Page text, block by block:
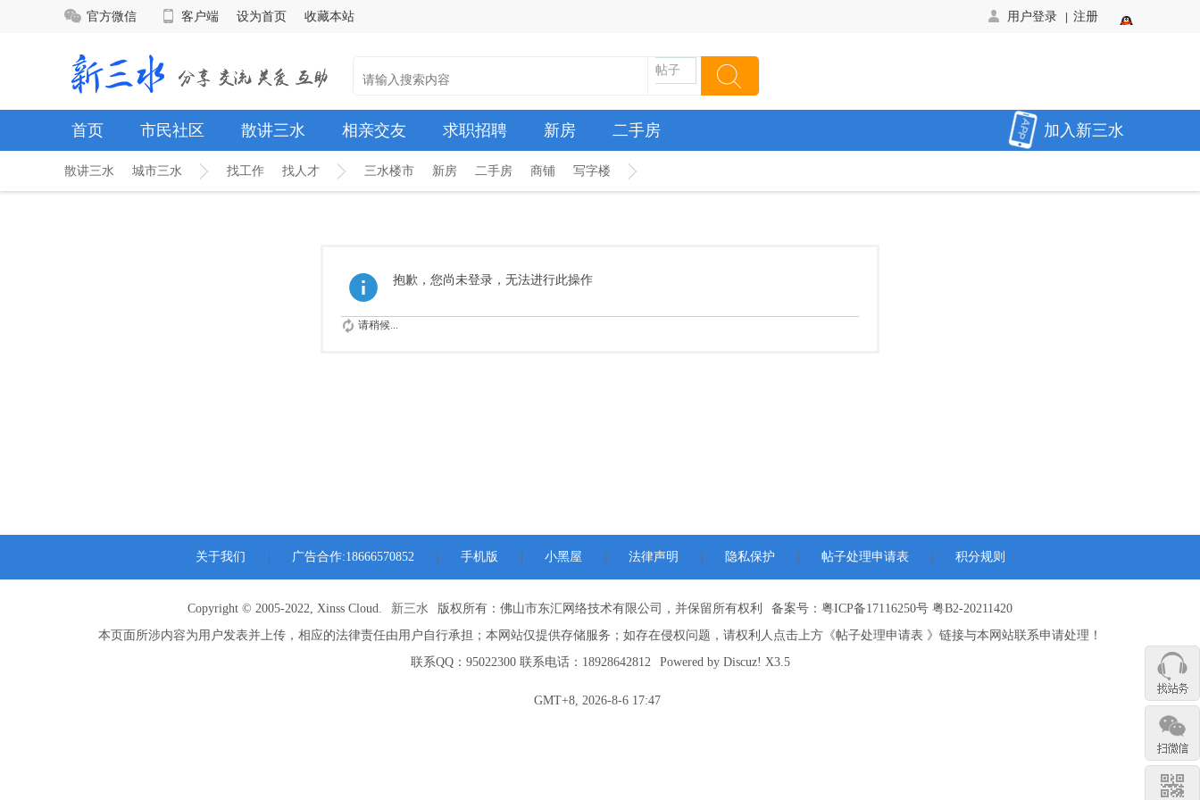
官方微信 客户端 设为首页 收藏本站 用户登录 注册
帖子
首页 市民社区 散讲三水 相亲交友 求职招聘 新房 二手房 加入新三水
散讲三水 城市三水 找工作 找人才 三水楼市 新房 二手房 商铺 写字楼
抱歉，您尚未登录，无法进行此操作
请稍候...
关于我们 广告合作:18666570852 手机版 小黑屋 法律声明 隐私保护 帖子处理申请表 积分规则
Copyright © 2005-2022, Xinss Cloud. 新三水 版权所有：佛山市东汇网络技术有限公司，并保留所有权利
备案号：粤ICP备17116250号 粤B2-20211420
本页面所涉内容为用户发表并上传，相应的法律责任由用户自行承担；本网站仅提供存储服务；如存在侵权问题，请权利人点击上方《帖子处理申请表 》链接与本网站联系申请处理！
联系QQ：95022300 联系电话：18928642812
Powered by Discuz! X3.5
GMT+8, 2026-8-6 17:47